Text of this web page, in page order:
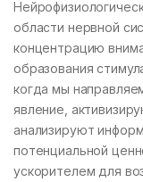
области нервной
концентрацию
образования
когда мы
явление,
анализируют
потенциальной
ускорителем для